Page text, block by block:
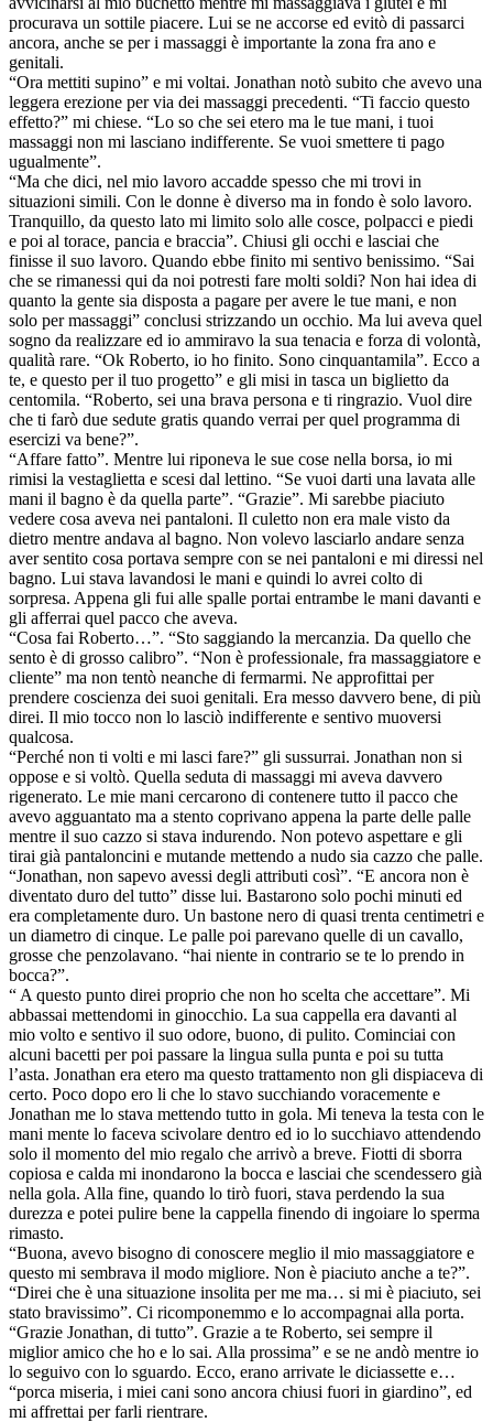
procurava un sottile piacere. Lui se ne accorse ed evitò di passarci
ancora, anche se per i massaggi è importante la zona fra ano e
genitali.
“Ora mettiti supino” e mi voltai. Jonathan notò subito che avevo una
leggera erezione per via dei massaggi precedenti. “Ti faccio questo
effetto?” mi chiese. “Lo so che sei etero ma le tue mani, i tuoi
massaggi non mi lasciano indifferente. Se vuoi smettere ti pago
ugualmente”.
“Ma che dici, nel mio lavoro accadde spesso che mi trovi in
situazioni simili. Con le donne è diverso ma in fondo è solo lavoro.
Tranquillo, da questo lato mi limito solo alle cosce, polpacci e piedi
e poi al torace, pancia e braccia”. Chiusi gli occhi e lasciai che
finisse il suo lavoro. Quando ebbe finito mi sentivo benissimo. “Sai
che se rimanessi qui da noi potresti fare molti soldi? Non hai idea di
quanto la gente sia disposta a pagare per avere le tue mani, e non
solo per massaggi” conclusi strizzando un occhio. Ma lui aveva quel
sogno da realizzare ed io ammiravo la sua tenacia e forza di volontà,
qualità rare. “Ok Roberto, io ho finito. Sono cinquantamila”. Ecco a
te, e questo per il tuo progetto” e gli misi in tasca un biglietto da
centomila. “Roberto, sei una brava persona e ti ringrazio. Vuol dire
che ti farò due sedute gratis quando verrai per quel programma di
esercizi va bene?”.
“Affare fatto”. Mentre lui riponeva le sue cose nella borsa, io mi
rimisi la vestaglietta e scesi dal lettino. “Se vuoi darti una lavata alle
mani il bagno è da quella parte”. “Grazie”. Mi sarebbe piaciuto
vedere cosa aveva nei pantaloni. Il culetto non era male visto da
dietro mentre andava al bagno. Non volevo lasciarlo andare senza
aver sentito cosa portava sempre con se nei pantaloni e mi diressi nel
bagno. Lui stava lavandosi le mani e quindi lo avrei colto di
sorpresa. Appena gli fui alle spalle portai entrambe le mani davanti e
gli afferrai quel pacco che aveva.
“Cosa fai Roberto…”. “Sto saggiando la mercanzia. Da quello che
sento è di grosso calibro”. “Non è professionale, fra massaggiatore e
cliente” ma non tentò neanche di fermarmi. Ne approfittai per
prendere coscienza dei suoi genitali. Era messo davvero bene, di più
direi. Il mio tocco non lo lasciò indifferente e sentivo muoversi
qualcosa.
“Perché non ti volti e mi lasci fare?” gli sussurrai. Jonathan non si
oppose e si voltò. Quella seduta di massaggi mi aveva davvero
rigenerato. Le mie mani cercarono di contenere tutto il pacco che
avevo agguantato ma a stento coprivano appena la parte delle palle
mentre il suo cazzo si stava indurendo. Non potevo aspettare e gli
tirai già pantaloncini e mutande mettendo a nudo sia cazzo che palle.
“Jonathan, non sapevo avessi degli attributi così”. “E ancora non è
diventato duro del tutto” disse lui. Bastarono solo pochi minuti ed
era completamente duro. Un bastone nero di quasi trenta centimetri e
un diametro di cinque. Le palle poi parevano quelle di un cavallo,
grosse che penzolavano. “hai niente in contrario se te lo prendo in
bocca?”.
“ A questo punto direi proprio che non ho scelta che accettare”. Mi
abbassai mettendomi in ginocchio. La sua cappella era davanti al
mio volto e sentivo il suo odore, buono, di pulito. Cominciai con
alcuni bacetti per poi passare la lingua sulla punta e poi su tutta
l’asta. Jonathan era etero ma questo trattamento non gli dispiaceva di
certo. Poco dopo ero li che lo stavo succhiando voracemente e
Jonathan me lo stava mettendo tutto in gola. Mi teneva la testa con le
mani mente lo faceva scivolare dentro ed io lo succhiavo attendendo
solo il momento del mio regalo che arrivò a breve. Fiotti di sborra
copiosa e calda mi inondarono la bocca e lasciai che scendessero già
nella gola. Alla fine, quando lo tirò fuori, stava perdendo la sua
durezza e potei pulire bene la cappella finendo di ingoiare lo sperma
rimasto.
“Buona, avevo bisogno di conoscere meglio il mio massaggiatore e
questo mi sembrava il modo migliore. Non è piaciuto anche a te?”.
“Direi che è una situazione insolita per me ma… si mi è piaciuto, sei
stato bravissimo”. Ci ricomponemmo e lo accompagnai alla porta.
“Grazie Jonathan, di tutto”. Grazie a te Roberto, sei sempre il
miglior amico che ho e lo sai. Alla prossima” e se ne andò mentre io
lo seguivo con lo sguardo. Ecco, erano arrivate le diciassette e…
“porca miseria, i miei cani sono ancora chiusi fuori in giardino”, ed
mi affrettai per farli rientrare.